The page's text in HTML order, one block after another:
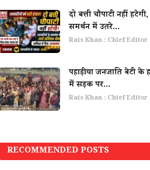
दो बत्ती चौपाटी नहीं
समर्थन में उतरे...
Rais Khan : Chief Editor
पहाड़ीया जनजाति बेटी के
में सड़क पर...
Rais Khan : Chief Editor
RECOMMENDED POSTS